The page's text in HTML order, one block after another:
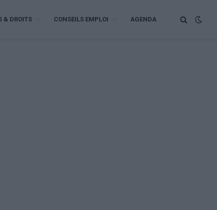
& DROITS CONSEILS EMPLOI AGENDA